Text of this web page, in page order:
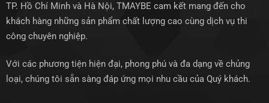
TP. Hồ Chí Minh và Hà Nội, TMAYBE cam kết mang đến cho
khách hàng những sản phẩm chất lượng cao cùng dịch vụ thi
công chuyên nghiệp.
Với các phương tiện hiện đại, phong phú và đa dạng về chủng
loại, chúng tôi sẵn sàng đáp ứng mọi nhu cầu của Quý khách.